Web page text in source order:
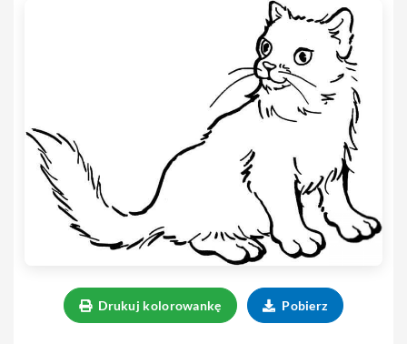
Drukuj kolorowankę Pobierz